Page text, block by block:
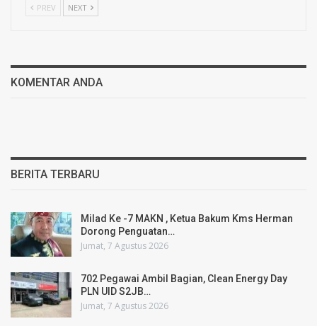
PREV NEXT
KOMENTAR ANDA
BERITA TERBARU
Milad Ke -7 MAKN , Ketua Bakum Kms Herman
Dorong Penguatan…
Jumat, 7 Agustus 2026
702 Pegawai Ambil Bagian, Clean Energy Day
PLN UID S2JB…
Jumat, 7 Agustus 2026